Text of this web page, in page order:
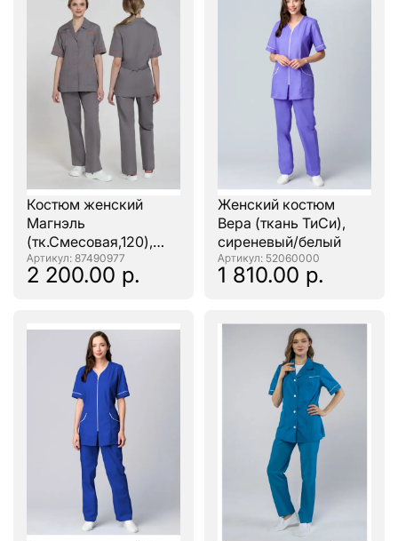
Костюм женский
Магнэль
(тк.Смесовая,120),
т.серый/оранжевый
: 87490977
2 200.00 р.
Женский костюм
Вера (ткань ТиСи),
сиреневый/белый
: 52060000
1 810.00 р.